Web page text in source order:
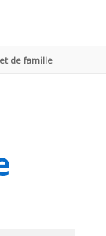
de famille